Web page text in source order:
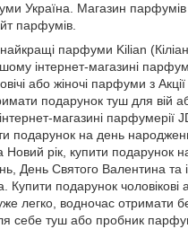
Україна. Магазин
парфумів.
парфуми Kilian
інтернет-магазині
або жіночі парфуми з
подарунок туш для вій
магазині парфумерії
подарунок на день
Новий рік, купити подарунок
День Святого Валентина та
Купити подарунок
легко, водночас отримати
себе туш або пробник